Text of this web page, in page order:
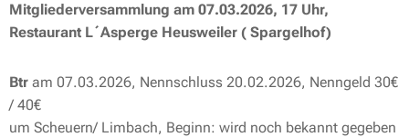
Mitgliederversammlung am 07.03.2026, 17 Uhr,
Restaurant L´Asperge Heusweiler ( Spargelhof)
Btr am 07.03.2026, Nennschluss 20.02.2026, Nenngeld 30€
/ 40€
um Scheuern/ Limbach, Beginn: wird noch bekannt gegeben